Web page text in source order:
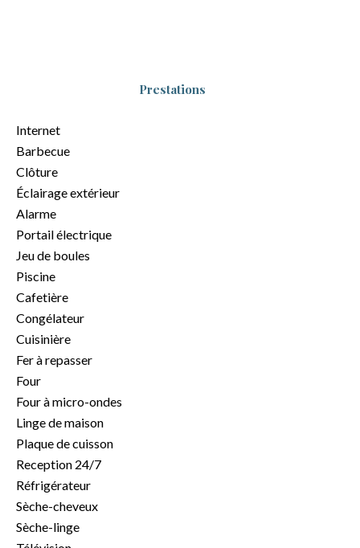
Prestations
Internet
Barbecue
Clôture
Éclairage extérieur
Alarme
Portail électrique
Jeu de boules
Piscine
Cafetière
Congélateur
Cuisinière
Fer à repasser
Four
Four à micro-ondes
Linge de maison
Plaque de cuisson
Reception 24/7
Réfrigérateur
Sèche-cheveux
Sèche-linge